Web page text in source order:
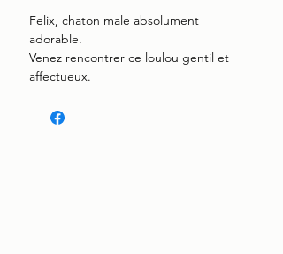
Felix, chaton male absolument
adorable.
Venez rencontrer ce loulou gentil et
affectueux.